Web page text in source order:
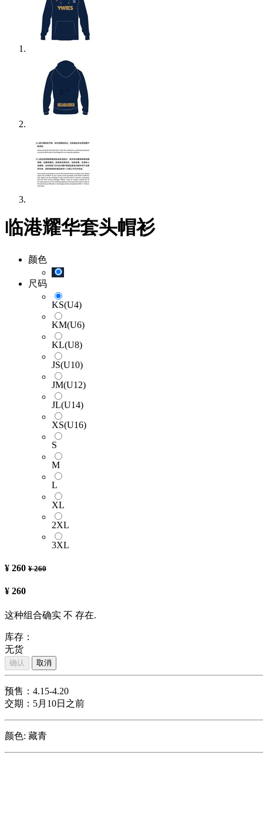
临港耀华套头帽衫
颜色
尺码
KS(U4)
KM(U6)
KL(U8)
JS(U10)
JM(U12)
JL(U14)
XS(U16)
S
M
L
XL
2XL
3XL
¥ 260 ¥260
¥ 260
这种组合确实 不 存在.
库存：
无货
确认 取消
预售：4.15-4.20
交期：5月10日之前
颜色: 藏青